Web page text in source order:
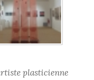
plasticienne